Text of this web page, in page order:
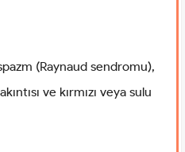
(Raynaud sendromu),
ve kırmızı veya sulu